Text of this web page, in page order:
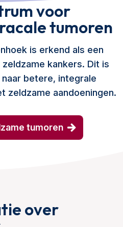
voor
tumoren
is erkend als een
kankers. Dit is
betere, integrale
zeldzame aandoeningen.
tumoren
over